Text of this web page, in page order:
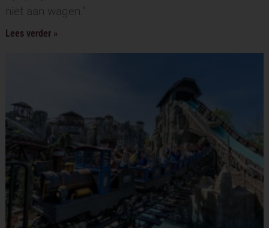
niet aan wagen.”
Lees verder »